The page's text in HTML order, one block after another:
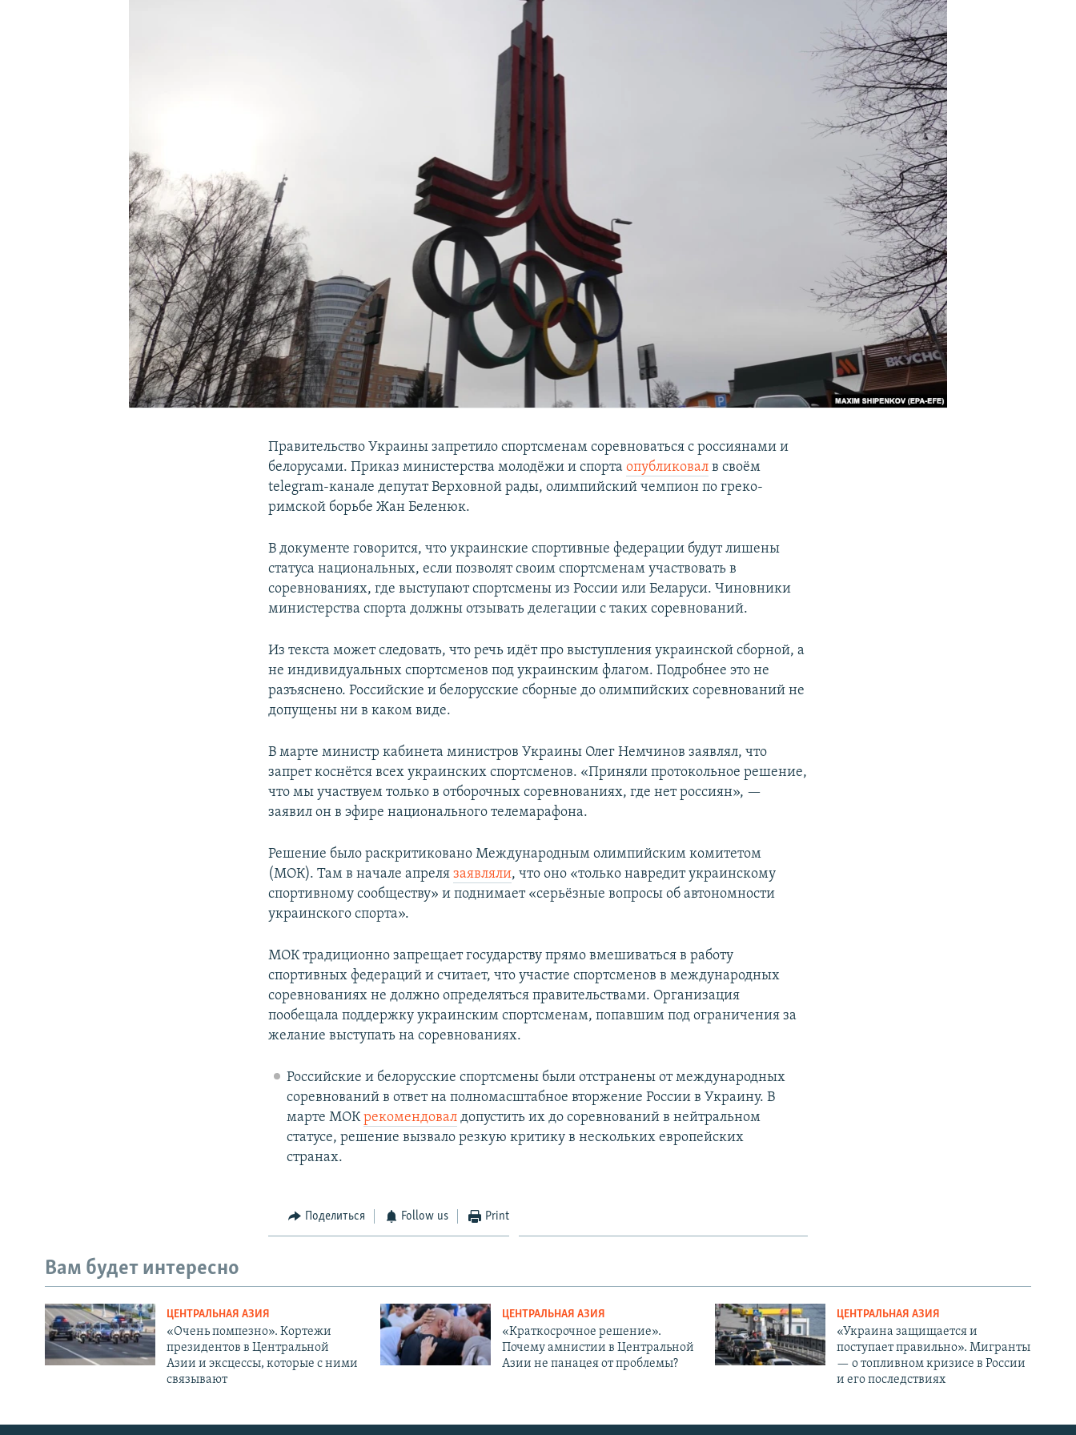
Правительство Украины запретило спортсменам соревноваться с россиянами и
белорусами. Приказ министерства молодёжи и спортаопубликовал в своём
telegram-канале депутат Верховной рады, олимпийский чемпион по греко-
римской борьбе Жан Беленюк.
В документе говорится, что украинские спортивные федерации будут лишены
статуса национальных, если позволят своим спортсменам участвовать в
соревнованиях, где выступают спортсмены из России или Беларуси. Чиновники
министерства спорта должны отзывать делегации с таких соревнований.
Из текста может следовать, что речь идёт про выступления украинской сборной, а
не индивидуальных спортсменов под украинским флагом. Подробнее это не
разъяснено. Российские и белорусские сборные до олимпийских соревнований не
допущены ни в каком виде.
В марте министр кабинета министров Украины Олег Немчинов заявлял, что
запрет коснётся всех украинских спортсменов. «Приняли протокольное решение,
что мы участвуем только в отборочных соревнованиях, где нет россиян», —
заявил он в эфире национального телемарафона.
Решение было раскритиковано Международным олимпийским комитетом
(МОК). Там в начале апрелязаявляли, что оно «только навредит украинскому
спортивному сообществу» и поднимает «серьёзные вопросы об автономности
украинского спорта».
МОК традиционно запрещает государству прямо вмешиваться в работу
спортивных федераций и считает, что участие спортсменов в международных
соревнованиях не должно определяться правительствами. Организация
пообещала поддержку украинским спортсменам, попавшим под ограничения за
желание выступать на соревнованиях.
Российские и белорусские спортсмены были отстранены от международных
соревнований в ответ на полномасштабное вторжение России в Украину. В
марте МОКрекомендовалдопустить их до соревнований в нейтральном
статусе, решение вызвало резкую критику в нескольких европейских
странах.
Поделиться Follow us Print
Вам будет интересно
ЦЕНТРАЛЬНАЯ АЗИЯ
«Очень помпезно». Кортежи
президентов в Центральной
Азии и эксцессы, которые с ними
связывают
ЦЕНТРАЛЬНАЯ АЗИЯ
«Краткосрочное решение».
Почему амнистии в Центральной
Азии не панацея от проблемы?
ЦЕНТРАЛЬНАЯ АЗИЯ
«Украина защищается и
поступает правильно». Мигранты
— о топливном кризисе в России
и его последствиях